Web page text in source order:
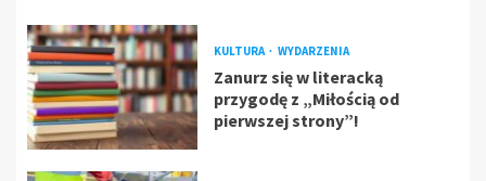
KULTURA WYDARZENIA
Zanurz się w literacką
przygodę z „Miłością od
pierwszej strony”!